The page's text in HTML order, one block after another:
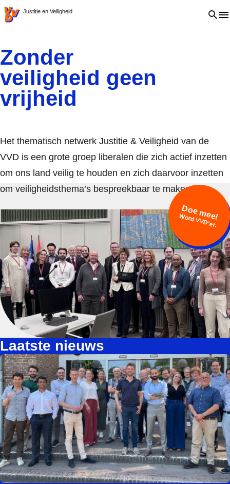
VVD.nlJustitie en Veiligheid Open
Zonder
veiligheid geen
vrijheid
Het thematisch netwerk Justitie & Veiligheid van de
VVD is een grote groep liberalen die zich actief inzetten
om ons land veilig te houden en zich daarvoor inzetten
om veiligheidsthema’s bespreekbaar te maken.
Doe mee!
Word VVD'er.
Laatste nieuws